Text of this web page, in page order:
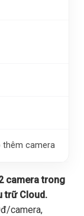
thêm camera
camera trong
trữ Cloud.
camera,